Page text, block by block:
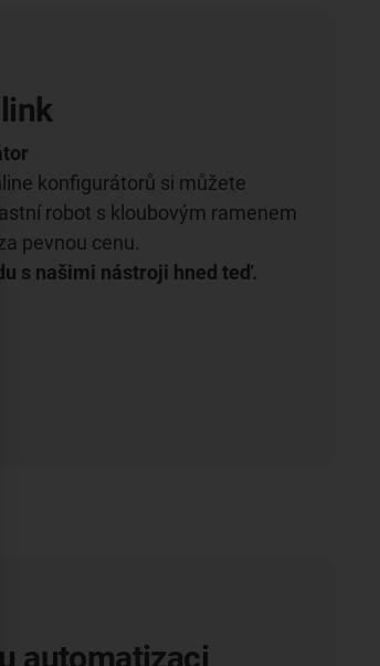
konfigurátorů si můžete
robot s kloubovým ramenem
pevnou cenu.
s našimi nástroji hned teď.
automatizaci